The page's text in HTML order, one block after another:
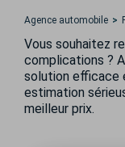
Agence automobile
Vous souhaitez
complications ?
solution efficace
estimation
meilleur prix.